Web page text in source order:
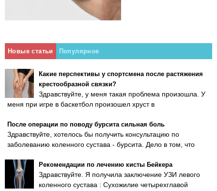
Новые статьи Популярное
Какие перспективы у спортсмена после растяжения
крестообразной связки?
Здравствуйте, у меня такая проблема произошла. У
меня при игре в баскетбол произошел хруст в
После операции по поводу бурсита сильная боль
Здравствуйте, хотелось бы получить консультацию по
заболеванию коленного сустава - бурсита. Дело в том, что
Рекомендации по лечению кисты Бейкера
Здравствуйте. Я получила заключение УЗИ левого
коленного сустава : Сухожилие четырехглавой